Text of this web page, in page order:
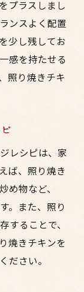
ント
焼きチキン
クニック
チキン
な調理法
ン
プラスしまし
ンスよく配置
少し残してお
感を持たせる
照り焼きチキ
レシピは、家
ば、照り焼き
め物など、
。また、照り
することで、
焼きチキンを
ださい。